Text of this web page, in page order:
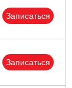
Записаться
Записаться